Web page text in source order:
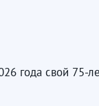
года свой 75-